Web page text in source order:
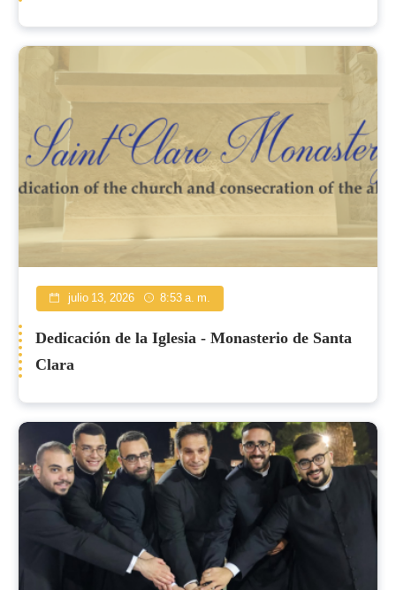
julio 13, 2026 8:53 a. m.
Dedicación de la Iglesia - Monasterio de Santa
Clara